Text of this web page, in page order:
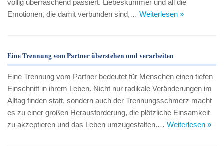
völlig überraschend passiert. Liebeskummer und all die
Emotionen, die damit verbunden sind,… Weiterlesen »
Eine Trennung vom Partner überstehen und verarbeiten
Eine Trennung vom Partner bedeutet für Menschen einen tiefen
Einschnitt in ihrem Leben. Nicht nur radikale Veränderungen im
Alltag finden statt, sondern auch der Trennungsschmerz macht
es zu einer großen Herausforderung, die plötzliche Einsamkeit
zu akzeptieren und das Leben umzugestalten.… Weiterlesen »